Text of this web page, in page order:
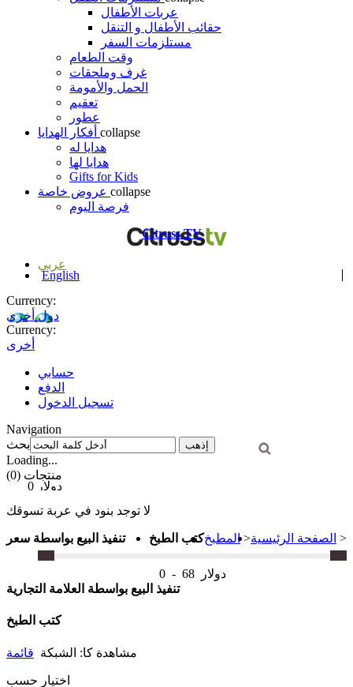
عربات الأطفال
حقائب الأطفال و التنقل
مستلزمات السفر
وقت الطعام
غرف وملحقات
الحمل والأمومة
تعقيم
عطور
أفكار الهدايا collapse
هدايا له
هدايا لها
Gifts for Kids
عروض خاصة collapse
فرصة اليوم
Citruss TV
عربي
English
Currency:
دول أخرى
Currency:
أخرى
حسابي
الدفع
تسجيل الدخول
Navigation
بحث
إذهب
Loading...
(0) منتجات
0 دولار
لا توجد بنود في عربة تسوقك
الصفحة الرئيسية > المطبخ > كتب الطبخ تنفيذ البيع بواسطة سعر
0- 68
دولار
تنفيذ البيع بواسطة العلامة التجارية
كتب الطبخ
مشاهدة كا: الشبكة قائمة
اختيار حسب